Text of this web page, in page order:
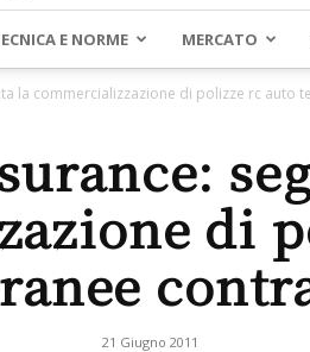
Assinews.it
E NORME MERCATO
la commercializzazione di polizze rc auto
di
21 Giugno 2011